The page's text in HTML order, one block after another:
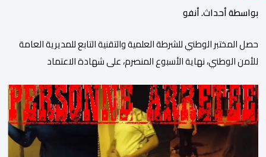
بواسطة أحداث. أنفو
حصل المختبر الوطني للشرطة العلمية والتقنية التابع للمديرية العامة
للأمن الوطني، نهاية الأسبوع المنصرم، على شهادة الاعتماد
مختلف التخصصات والخبرات الشرعية، بما فيها فروع البيولوجيا والكيمياء،
وتدقيق وفحص الوثائق، والحرائق والمتفجرات، وكذا الآثار الرقمية
والمخدرات والمواد السمومية.وكانت المنظمة الأمريكية للاعتماد
والتقييس ″The ANSI National Accreditation Board″، المختصة […]